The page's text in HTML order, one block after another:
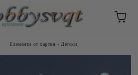
Елементи от хартия - Детски